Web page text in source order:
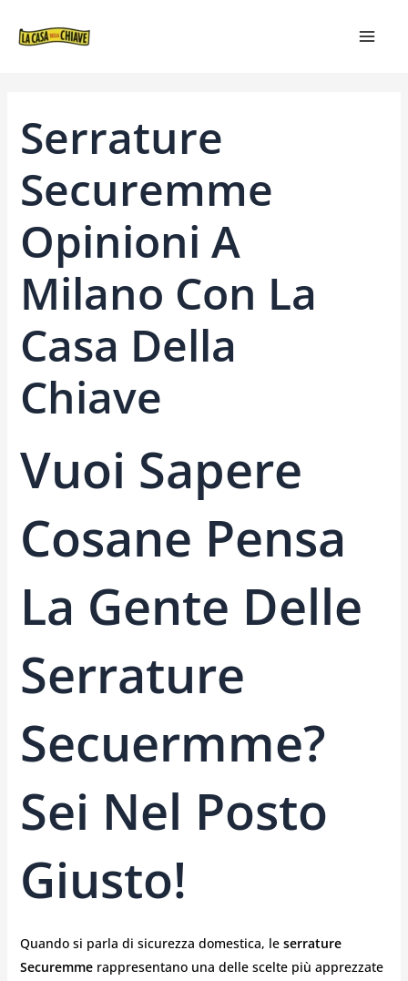
Serrature
Securemme
Opinioni A
Milano Con La
Casa Della
Chiave
Vuoi Sapere
Cosane Pensa
La Gente Delle
Serrature
Secuermme?
Sei Nel Posto
Giusto!
Quando si parla di sicurezza domestica, le serrature
Securemmerappresentano una delle scelte più apprezzate
ARTICOLI